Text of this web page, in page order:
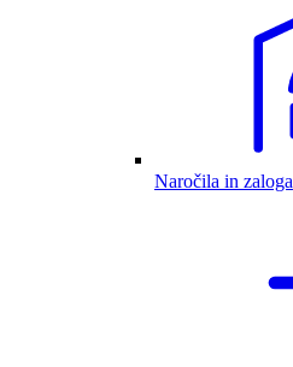
Naročila in zaloga